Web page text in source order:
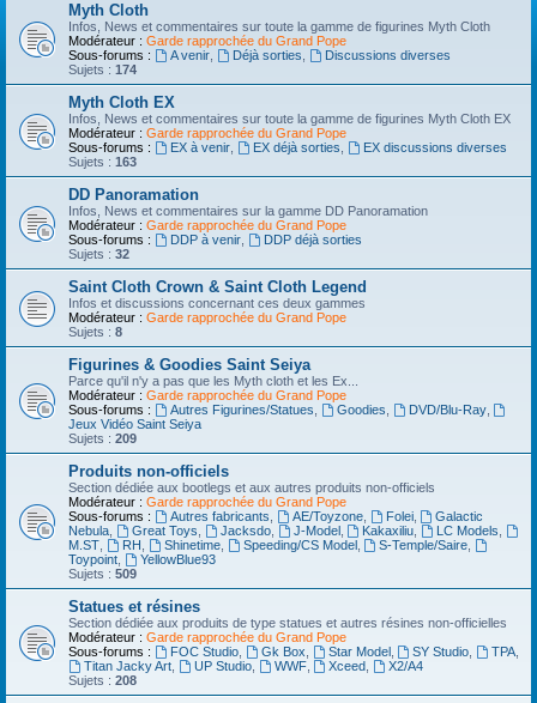
Myth Cloth
Infos, News et commentaires sur toute la gamme de figurines Myth Cloth
Modérateur : Garde rapprochée du Grand Pope
Sous-forums :
A venir, Déjà sorties
Discussions diverses
Sujets : 174
Myth Cloth EX
Infos, News et commentaires sur toute la gamme de figurines Myth Cloth EX
Modérateur : Garde rapprochée du Grand Pope
Sous-forums :
EX à venir, EX déjà sorties
EX discussions diverses
Sujets : 163
DD Panoramation
Infos, News et commentaires sur la gamme DD Panoramation
Modérateur : Garde rapprochée du Grand Pope
Sous-forums :
DDP à venir,
DDP déjà sorties
Sujets : 32
Saint Cloth Crown & Saint Cloth Legend
Infos et discussions concernant ces deux gammes
Modérateur : Garde rapprochée du Grand Pope
Sujets : 8
Figurines & Goodies Saint Seiya
Parce qu'il n'y a pas que les Myth cloth et les Ex...
Modérateur : Garde rapprochée du Grand Pope
Sous-forums :
Autres Figurines/Statues Goodies DVD/Blu-Ray,
Jeux Vidéo Saint Seiya
Sujets : 209
Produits non-officiels
Section dédiée aux bootlegs et aux autres produits non-officiels
Modérateur : Garde rapprochée du Grand Pope
Sous-forums :
Autres fabricants AE/Toyzone, Folei,
Galactic
Nebula
Great Toys Jacksdo, J-Model, Kakaxiliu LC Models
M.ST
RH Shinetime, Speeding/CS Model, S-Temple/Saire
Toypoint
YellowBlue93
Sujets : 509
Statues et résines
Section dédiée aux produits de type statues et autres résines non-officielles
Modérateur : Garde rapprochée du Grand Pope
Sous-forums :
FOC Studio, Gk Box Star Model, SY Studio TPA
Titan Jacky Art, UP Studio, WWF, Xceed
X2/A4
Sujets : 208